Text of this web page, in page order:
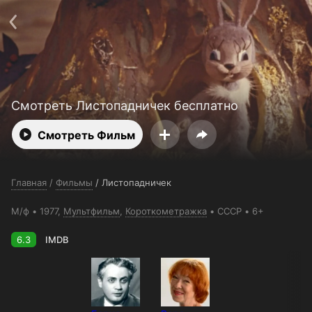
Смотреть Листопадничек бесплатно
Смотреть Фильм
Главная / Фильмы / Листопадничек
М/ф 1977, Мультфильм Короткометражка СССР 6+
6.3 IMDB
support@24h.tv
О сервисе
Пользовательское соглашение
Политика конфиденциальности
Для партнёров
Открыть приложение
Ввести промокод
Установить на ТВ
Бесплатные каналы Контакты